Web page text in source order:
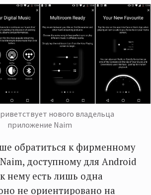
нового владельца
приложение Naim
обратиться к фирменному
доступному для Android
нему есть лишь одна
не ориентировано на